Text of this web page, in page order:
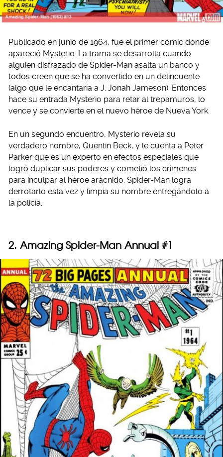
Publicado en junio de 1964, fue el primer cómic donde
apareció Mysterio. La trama se desarrolla cuando
alguien disfrazado de Spider-Man asalta un banco y
todos creen que se ha convertido en un delincuente
(algo que le encantaría a J. Jonah Jameson). Entonces
hace su entrada Mysterio para retar al trepamuros, lo
vence y se convierte en el nuevo héroe de Nueva York.
En un segundo encuentro, Mysterio revela su
verdadero nombre, Quentin Beck, y le cuenta a Peter
Parker que es un experto en efectos especiales que
logró duplicar sus poderes y cometió los crímenes
para inculpar al héroe arácnido. Spider-Man logra
derrotarlo esta vez y limpia su nombre entregándolo a
la policía.
2. Amazing Spider-Man Annual #1